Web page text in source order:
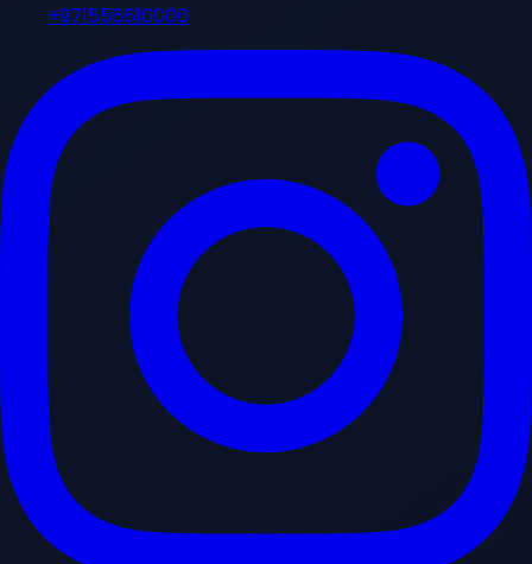
+971556610000